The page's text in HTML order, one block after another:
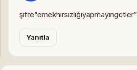
şifre”emekhırsızlığıyapmayıngötler”
Yanıtla